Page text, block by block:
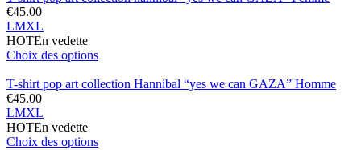
€45.00
LMXL
HOTEn vedette
Choix des options
T-shirt pop art collection Hannibal “yes we can GAZA” Homme
€45.00
LMXL
HOTEn vedette
Choix des options